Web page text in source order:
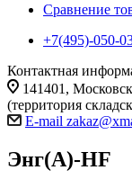
Сравнение
+7(495)-050-
Контактная
141401,
(территория
E-mail
Энг(А)-HF